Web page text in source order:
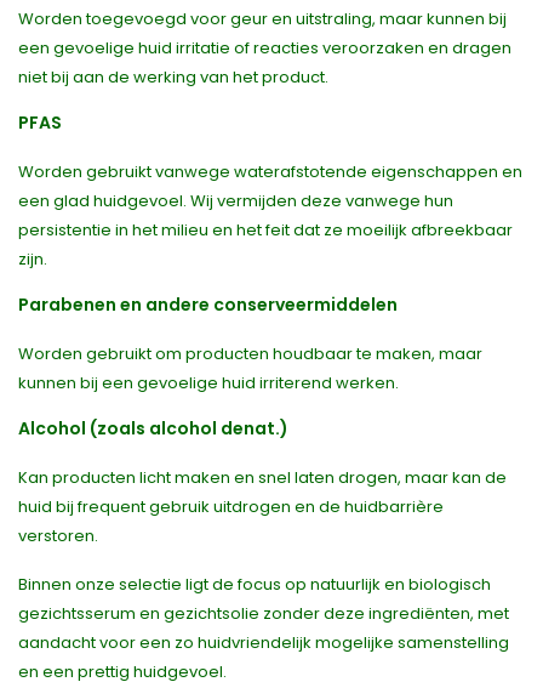
Worden toegevoegd voor geur en uitstraling, maar kunnen bij
een gevoelige huid irritatie of reacties veroorzaken en dragen
niet bij aan de werking van het product.
PFAS
Worden gebruikt vanwege waterafstotende eigenschappen en
een glad huidgevoel. Wij vermijden deze vanwege hun
persistentie in het milieu en het feit dat ze moeilijk afbreekbaar
zijn.
Parabenen en andere conserveermiddelen
Worden gebruikt om producten houdbaar te maken, maar
kunnen bij een gevoelige huid irriterend werken.
Alcohol (zoals alcohol denat.)
Kan producten licht maken en snel laten drogen, maar kan de
huid bij frequent gebruik uitdrogen en de huidbarrière
verstoren.
Binnen onze selectie ligt de focus op natuurlijk en biologisch
gezichtsserum en gezichtsolie zonder deze ingrediënten, met
aandacht voor een zo huidvriendelijk mogelijke samenstelling
en een prettig huidgevoel.